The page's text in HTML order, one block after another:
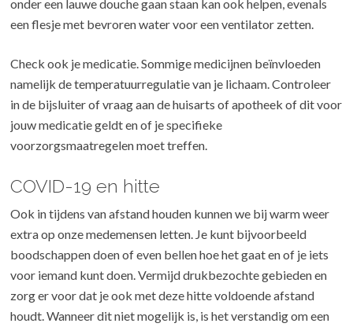
onder een lauwe douche gaan staan kan ook helpen, evenals
een flesje met bevroren water voor een ventilator zetten.
Check ook je medicatie. Sommige medicijnen beïnvloeden
namelijk de temperatuurregulatie van je lichaam. Controleer
in de bijsluiter of vraag aan de huisarts of apotheek of dit voor
jouw medicatie geldt en of je specifieke
voorzorgsmaatregelen moet treffen.
COVID-19 en hitte
Ook in tijdens van afstand houden kunnen we bij warm weer
extra op onze medemensen letten. Je kunt bijvoorbeeld
boodschappen doen of even bellen hoe het gaat en of je iets
voor iemand kunt doen. Vermijd drukbezochte gebieden en
zorg er voor dat je ook met deze hitte voldoende afstand
houdt. Wanneer dit niet mogelijk is, is het verstandig om een